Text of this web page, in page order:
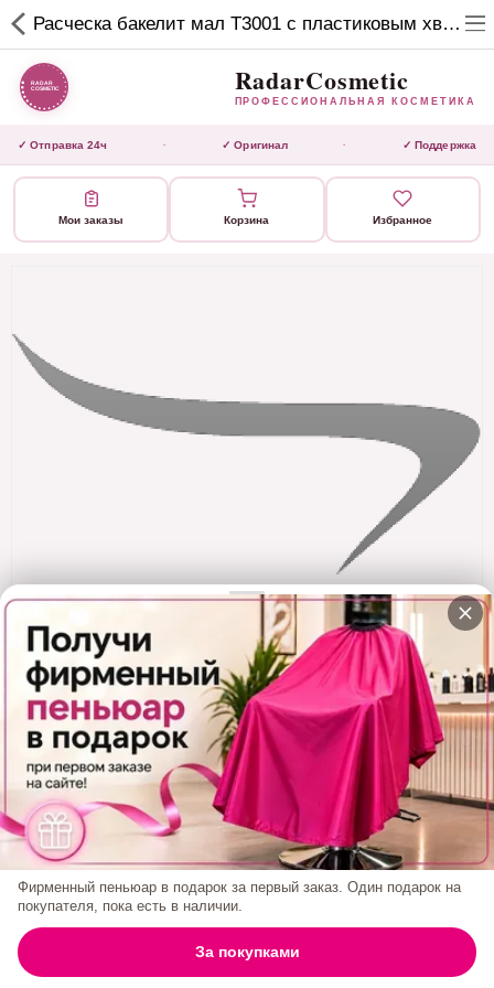
RadarCosmetic
КОСМЕТИКА
✕
Активаторы
Ботокс
Завершающие маски
Ещё категории
✓ Отправка 24ч · ✓ Оригинал ✓ Поддержка
ГЛАВНАЯ ПОИСК КОРЗИНА АККАУНТ
Расческа бакелит мал Т3001 с пластиковым хвостиком, черная
RadarCosmetic
ПРОФЕССИОНАЛЬНАЯ КОСМЕТИКА
✓ Отправка 24ч · ✓ Оригинал · ✓ Поддержка
Мои заказы Корзина Избранное
Расческа Бакелит Мал Т3001 С Пластиковым
Хвостиком, Черная
0₽
Фирменный пеньюар в подарок за первый заказ. Один подарок на
покупателя, пока есть в наличии.
За покупками